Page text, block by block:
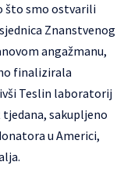
što smo ostvarili
Znanstvenog
angažmanu,
finalizirala
Teslin laboratorij
tjedana, sakupljeno
u Americi,